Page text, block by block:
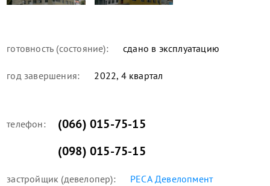
готовность (состояние): сдано в эксплуатацию
год завершения: 2022, 4 квартал
телефон:
(066) 015-75-15
(098) 015-75-15
застройщик (девелопер): РЕСА Девелопмент